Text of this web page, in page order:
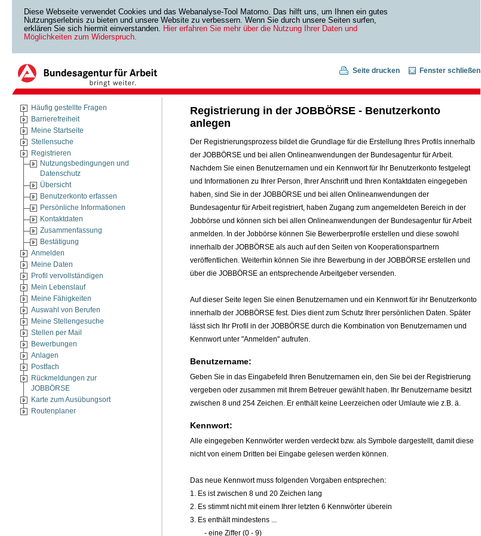
Diese Webseite verwendet Cookies und das Webanalyse-Tool Matomo. Das hilft uns, um Ihnen ein gutes
Nutzungserlebnis zu bieten und unsere Website zu verbessern. Wenn Sie durch unsere Seiten surfen,
erklären Sie sich hiermit einverstanden. Hier erfahren Sie mehr über die Nutzung Ihrer Daten und
Möglichkeiten zum Widerspruch.
Seite drucken Fenster schließen
Häufig gestellte Fragen
Barrierefreiheit
Meine Startseite
Stellensuche
Registrieren
Nutzungsbedingungen und
Datenschutz
Übersicht
Benutzerkonto erfassen
Persönliche Informationen
Kontaktdaten
Zusammenfassung
Bestätigung
Anmelden
Meine Daten
Profil vervollständigen
Mein Lebenslauf
Meine Fähigkeiten
Auswahl von Berufen
Meine Stellengesuche
Stellen per Mail
Bewerbungen
Anlagen
Postfach
Rückmeldungen zur
JOBBÖRSE
Karte zum Ausübungsort
Routenplaner
Registrierung in der JOBBÖRSE - Benutzerkonto
anlegen
Der Registrierungsprozess bildet die Grundlage für die Erstellung Ihres Profils innerhalb
der JOBBÖRSE und bei allen Onlineanwendungen der Bundesagentur für Arbeit.
Nachdem Sie einen Benutzernamen und ein Kennwort für Ihr Benutzerkonto festgelegt
und Informationen zu Ihrer Person, Ihrer Anschrift und Ihren Kontaktdaten eingegeben
haben, sind Sie in der JOBBÖRSE und bei allen Onlineanwendungen der
Bundesagentur für Arbeit registriert, haben Zugang zum angemeldeten Bereich in der
Jobbörse und können sich bei allen Onlineanwendungen der Bundesagentur für Arbeit
anmelden. In der Jobbörse können Sie Bewerberprofile erstellen und diese sowohl
innerhalb der JOBBÖRSE als auch auf den Seiten von Kooperationspartnern
veröffentlichen. Weiterhin können Sie ihre Bewerbung in der JOBBÖRSE erstellen und
über die JOBBÖRSE an entsprechende Arbeitgeber versenden.
Auf dieser Seite legen Sie einen Benutzernamen und ein Kennwort für ihr Benutzerkonto
innerhalb der JOBBÖRSE fest. Dies dient zum Schutz Ihrer persönlichen Daten. Später
lässt sich Ihr Profil in der JOBBÖRSE durch die Kombination von Benutzernamen und
Kennwort unter "Anmelden" aufrufen.
Benutzername:
Geben Sie in das Eingabefeld Ihren Benutzernamen ein, den Sie bei der Registrierung
vergeben oder zusammen mit Ihrem Betreuer gewählt haben. Ihr Benutzername besitzt
zwischen 8 und 254 Zeichen. Er enthält keine Leerzeichen oder Umlaute wie z.B. ä.
Kennwort:
Alle eingegeben Kennwörter werden verdeckt bzw. als Symbole dargestellt, damit diese
nicht von einem Dritten bei Eingabe gelesen werden können.
Das neue Kennwort muss folgenden Vorgaben entsprechen:
1. Es ist zwischen 8 und 20 Zeichen lang
2. Es stimmt nicht mit einem Ihrer letzten 6 Kennwörter überein
3. Es enthält mindestens ...
- eine Ziffer (0 - 9)